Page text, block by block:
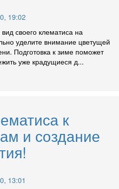
19:02
своего клематиса на
уделите внимание цветущей
Подготовка к зиме поможет
уже крадущиеся д...
к
и создание
13:01